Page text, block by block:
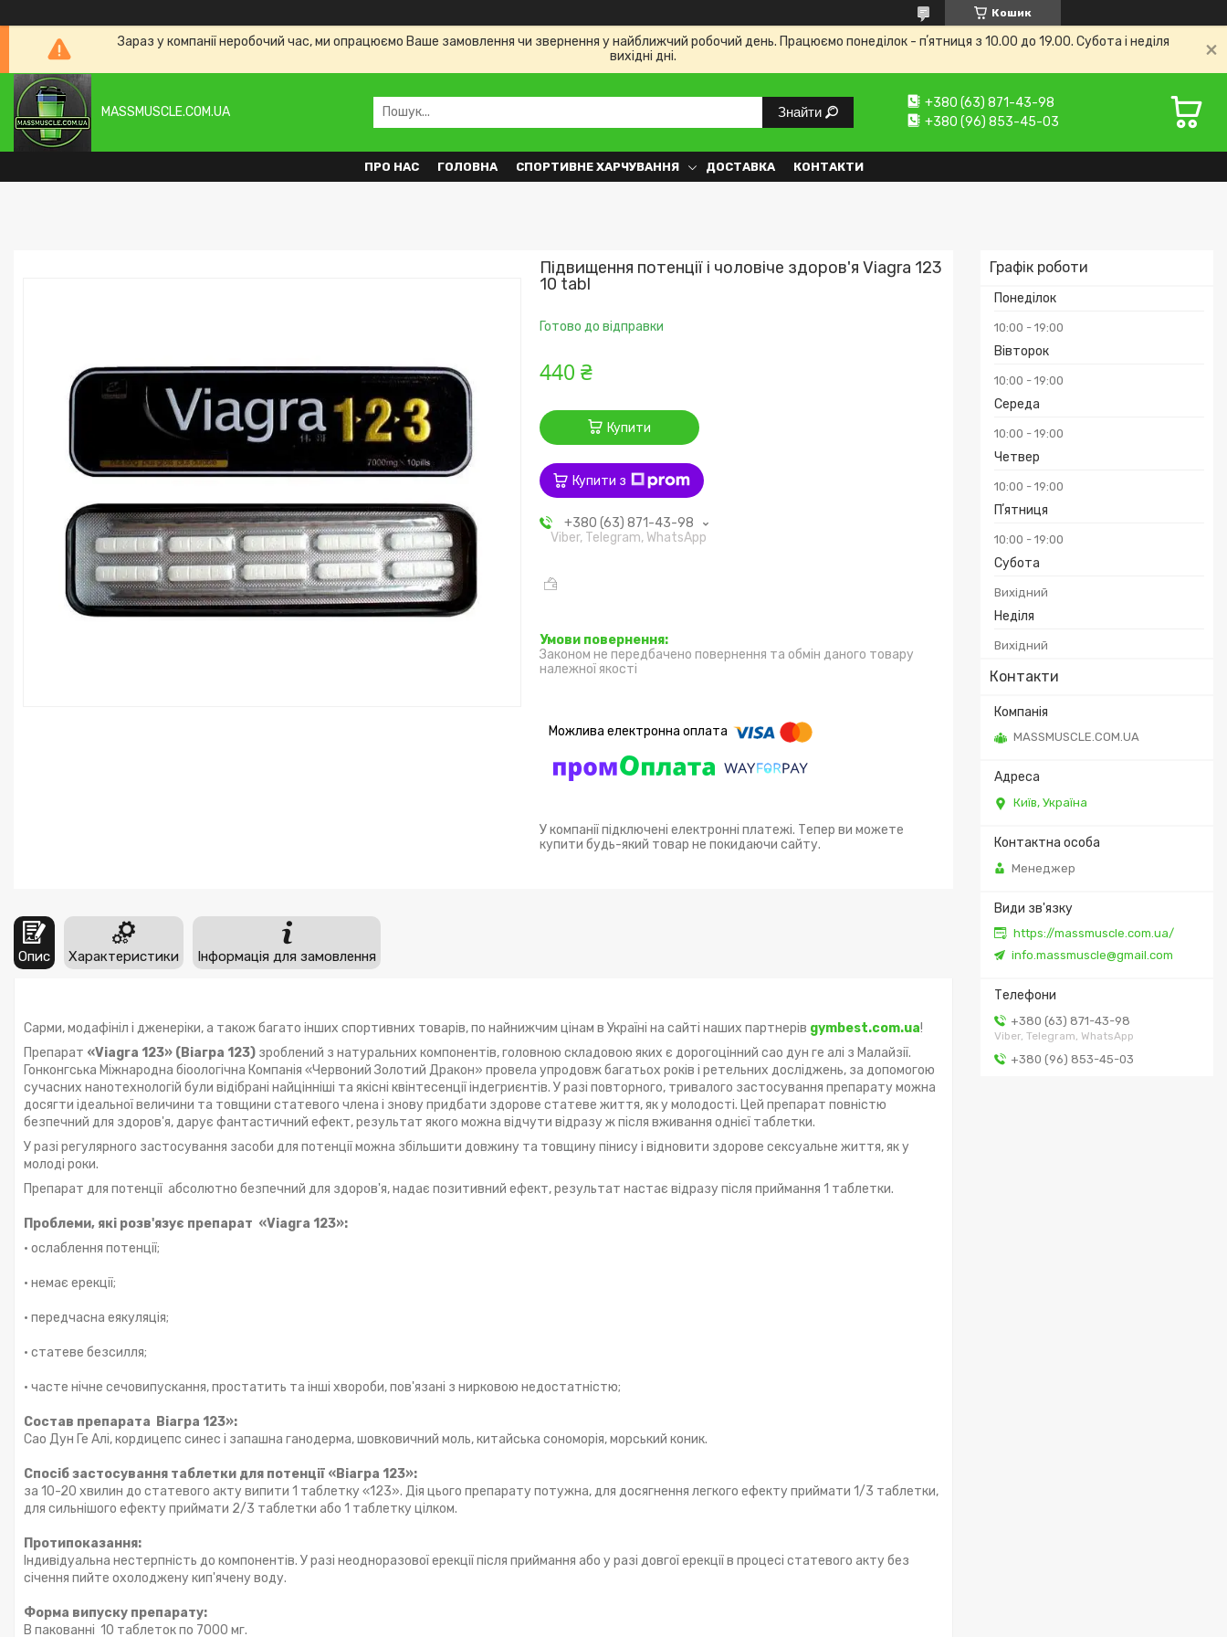
Кошик
Зараз у компанії неробочий час, ми опрацюємо Ваше замовлення чи звернення у найближчий робочий день. Працюємо понеділок - пʼятниця з 10.00 до 19.00. Субота і неділя
вихідні дні.
MASSMUSCLE.COM.UA Знайти
+380 (63) 871-43-98
+380 (96) 853-45-03
ПРО НАС ГОЛОВНА СПОРТИВНЕ ХАРЧУВАННЯ ДОСТАВКА КОНТАКТИ
Графік роботи
Понеділок
10:00 19:00
Вівторок
10:00 19:00
Середа
10:00 19:00
Четвер
10:00 19:00
Пʼятниця
10:00 19:00
Субота
Вихідний
Неділя
Вихідний
Контакти
MASSMUSCLE.COM.UA
Київ, Україна
Менеджер
https://massmuscle.com.ua/
info.massmuscle@gmail.com
+380 (63) 871-43-98
Viber, Telegram, WhatsApp
+380 (96) 853-45-03
Підвищення потенції і чоловіче здоров'я Viagra 123
10 tabl
Готово до відправки
440 ₴
Купити
Купити з
+380 (63) 871-43-98
Viber, Telegram, WhatsApp
Законом не передбачено повернення та обмін даного товару
належної якості
У компанії підключені електронні платежі. Тепер ви можете
купити будь-який товар не покидаючи сайту.
Опис Характеристики Інформація для замовлення
Сарми, модафініл і дженеріки, а також багато інших спортивних товарів, по найнижчим цінам в Україні на сайті наших партнерів gymbest.com.ua!
Препарат «Viagra 123» (Віагра 123) зроблений з натуральних компонентів, головною складовою яких є дорогоцінний сао дун ге алі з Малайзії.
Гонконгська Міжнародна біоологічна Компанія «Червоний Золотий Дракон» провела упродовж багатьох років і ретельних досліджень, за допомогою
сучасних нанотехнологій були відібрані найцінніші та якісні квінтесенції індегриєнтів. У разі повторного, тривалого застосування препарату можна
досягти ідеальної величини та товщини статевого члена і знову придбати здорове статеве життя, як у молодості. Цей препарат повністю
безпечний для здоров'я, дарує фантастичний ефект, результат якого можна відчути відразу ж після вживання однієї таблетки.
У разі регулярного застосування засоби для потенції можна збільшити довжину та товщину пінису і відновити здорове сексуальне життя, як у
молоді роки.
Препарат для потенції абсолютно безпечний для здоров'я, надає позитивний ефект, результат настає відразу після приймання 1 таблетки.
Проблеми, які розв'язує препарат «Viagra 123»:
· ослаблення потенції;
· немає ерекції;
· передчасна еякуляція;
· статеве безсилля;
· часте нічне сечовипускання, простатить та інші хвороби, пов'язані з нирковою недостатністю;
Состав препарата Віагра 123»:
Сао Дун Ге Алі, кордицепс синec і запашна ганодерма, шовковичний моль, китайська сономорія, морський коник.
Спосіб застосування таблетки для потенції «Віагра 123»:
за 10-20 хвилин до статевого акту випити 1 таблетку «123». Дія цього препарату потужна, для досягнення легкого ефекту приймати 1/3 таблетки,
для сильнішого ефекту приймати 2/3 таблетки або 1 таблетку цілком.
Протипоказання:
Індивідуальна нестерпність до компонентів. У разі неодноразової ерекції після приймання або у разі довгої ерекції в процесі статевого акту без
січення пийте охолоджену кип'ячену воду.
Форма випуску препарату:
В пакованні 10 таблеток по 7000 мг.